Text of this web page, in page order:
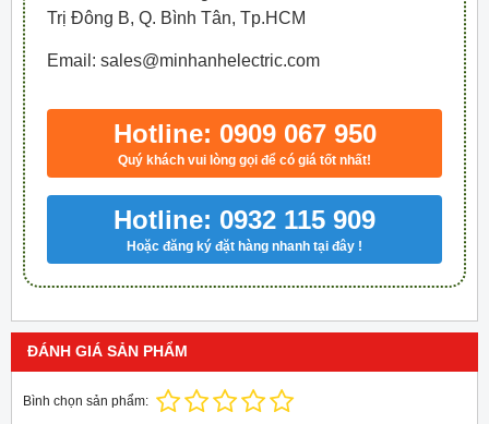
Trị Đông B, Q. Bình Tân, Tp.HCM
Email: sales@minhanhelectric.com
Hotline: 0909 067 950
Quý khách vui lòng gọi để có giá tốt nhất!
Hotline: 0932 115 909
Hoặc đăng ký đặt hàng nhanh tại đây !
ĐÁNH GIÁ SẢN PHẨM
Bình chọn sản phẩm: